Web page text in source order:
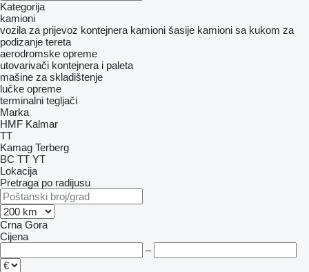
Kategorija
kamioni
vozila za prijevoz kontejnera kamioni šasije kamioni sa kukom za
podizanje tereta
aerodromske opreme
utovarivači kontejnera i paleta
mašine za skladištenje
lučke opreme
terminalni tegljači
Marka
HMF Kalmar
TT
Kamag Terberg
BC TT YT
Lokacija
Pretraga po radijusu
Crna Gora
Cijena
–